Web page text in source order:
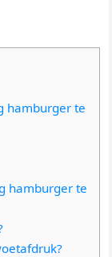
hamburger te
hamburger te